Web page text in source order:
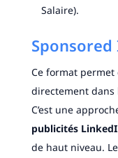
Salaire).
Sponsored
Ce format permet
directement
C’est une
publicités
de haut niveau.